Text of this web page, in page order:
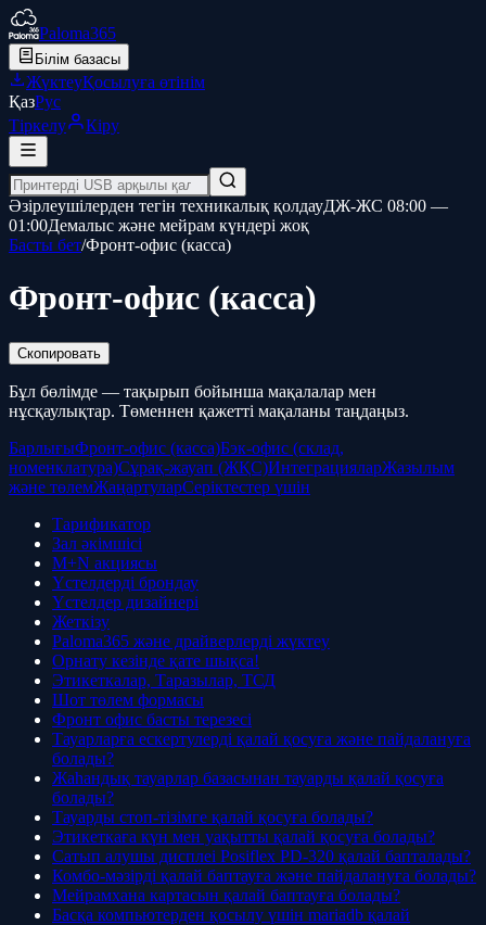
Paloma365
Білім базасы
ЖүктеуҚосылуға өтінім
ҚазРус
Тіркелу
Кіру
Әзірлеушілерден тегін техникалық қолдауДЖ-ЖС 08:00 —
01:00Демалыс және мейрам күндері жоқ
Басты бет/Фронт-офис (касса)
Фронт-офис (касса)
Скопировать
Бұл бөлімде — тақырып бойынша мақалалар мен
нұсқаулықтар. Төменнен қажетті мақаланы таңдаңыз.
БарлығыФронт-офис (касса)Бэк-офис (склад,
номенклатура)Сұрақ-жауап (ЖҚС)ИнтеграцияларЖазылым
және төлемЖаңартуларСеріктестер үшін
Тарификатор
Зал әкімшісі
M+N акциясы
Үстелдерді брондау
Үстелдер дизайнері
Жеткізу
Paloma365 және драйверлерді жүктеу
Орнату кезінде қате шықса!
Этикеткалар, Таразылар, ТСД
Шот төлем формасы
Фронт офис басты терезесі
Тауарларға ескертулерді қалай қосуға және пайдалануға
болады?
Жаһандық тауарлар базасынан тауарды қалай қосуға
болады?
Тауарды стоп-тізімге қалай қосуға болады?
Этикеткаға күн мен уақытты қалай қосуға болады?
Сатып алушы дисплеі Posiflex PD-320 қалай бапталады?
Комбо-мәзірді қалай баптауға және пайдалануға болады?
Мейрамхана картасын қалай баптауға болады?
Басқа компьютерден қосылу үшін mariadb қалай